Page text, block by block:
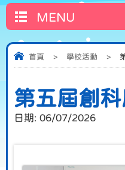
MENU
首頁 > 學校活動 >
第五屆創
日期: 06/07/2026